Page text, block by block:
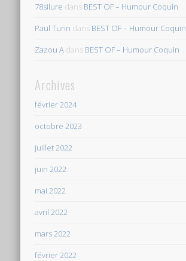
78silure dans BEST OF – Humour Coquin
Paul Turin dans BEST OF – Humour Coquin
Zazou A dans BEST OF – Humour Coquin
Archives
février 2024
octobre 2023
juillet 2022
juin 2022
mai 2022
avril 2022
mars 2022
février 2022